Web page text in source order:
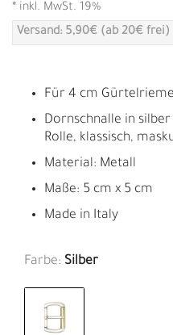
* inkl. MwSt. 19%
Versand: 5,90€ (ab 20€ frei)
Für 4 cm
Dornschnalle in
Rolle, klassisch,
Material: Metall
Maße: 5 cm x 5 cm
Made in Italy
Farbe: Silber